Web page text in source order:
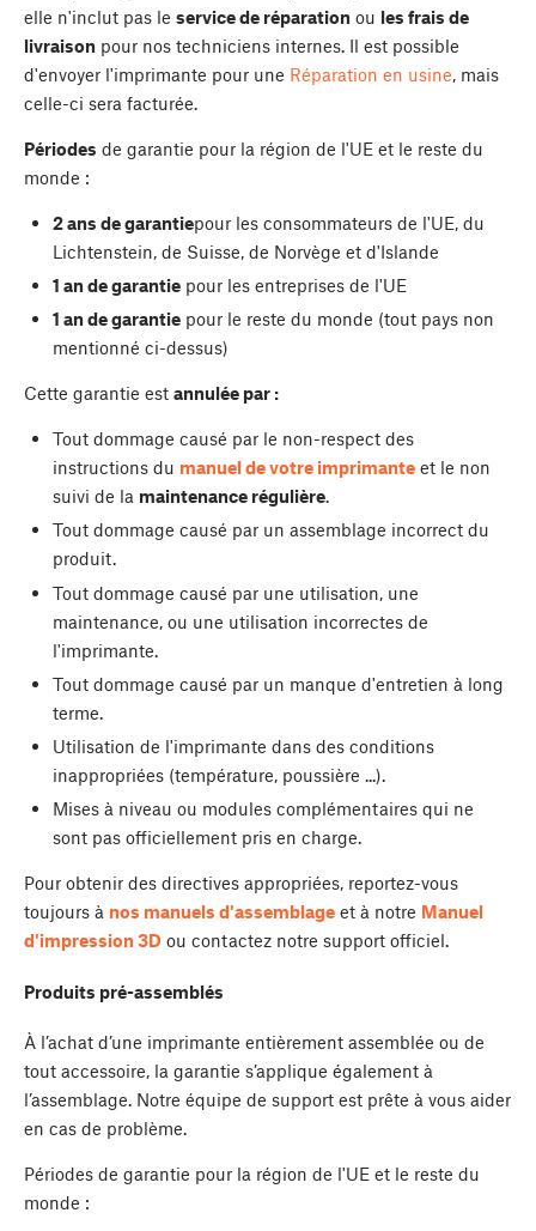
elle n'inclut pas le service de réparation ou les frais de
livraison pour nos techniciens internes. Il est possible
d'envoyer l'imprimante pour une Réparation en usine, mais
celle-ci sera facturée.
Périodes de garantie pour la région de l'UE et le reste du
monde :
2 ans de garantiepour les consommateurs de l'UE, du
Lichtenstein, de Suisse, de Norvège et d'Islande
1 an de garantiepour les entreprises de l'UE
1 an de garantiepour le reste du monde (tout pays non
mentionné ci-dessus)
Cette garantie est annulée par :
Tout dommage causé par le non-respect des
instructions du manuel de votre imprimanteet le non
suivi de la maintenance régulière.
Tout dommage causé par un assemblage incorrect du
produit.
Tout dommage causé par une utilisation, une
maintenance, ou une utilisation incorrectes de
l'imprimante.
Tout dommage causé par un manque d'entretien à long
terme.
Utilisation de l'imprimante dans des conditions
inappropriées (température, poussière ...).
Mises à niveau ou modules complémentaires qui ne
sont pas officiellement pris en charge.
Pour obtenir des directives appropriées, reportez-vous
toujours à nos manuels d'assemblage et à notre Manuel
d'impression 3D ou contactez notre support officiel.
Produits pré-assemblés
À l’achat d’une imprimante entièrement assemblée ou de
tout accessoire, la garantie s’applique également à
l’assemblage. Notre équipe de support est prête à vous aider
en cas de problème.
Périodes de garantie pour la région de l'UE et le reste du
monde :